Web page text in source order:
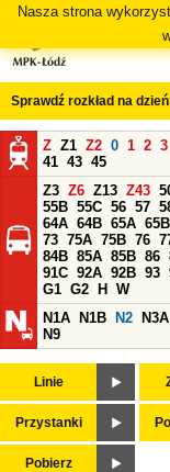
Nasza strona
Sprawdź rozkład na
Z Z1 Z2 0 1 2 3
41 43 45
Z3 Z6 Z13 Z43
55B 55C 56 57
64A 64B 65A 65B
73 75A 75B 76
84B 85A 85B 86
91C 92A 92B 93
G1 G2 H
W
N1A
N1B N2 N3A
N9
Linie
Przystanki
Pobierz